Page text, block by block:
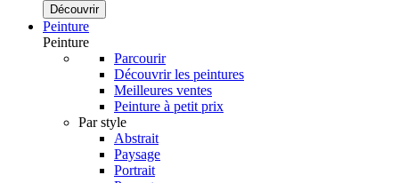
Découvrir
Peinture
Peinture
Parcourir
Découvrir les peintures
Meilleures ventes
Peinture à petit prix
Par style
Abstrait
Paysage
Portrait